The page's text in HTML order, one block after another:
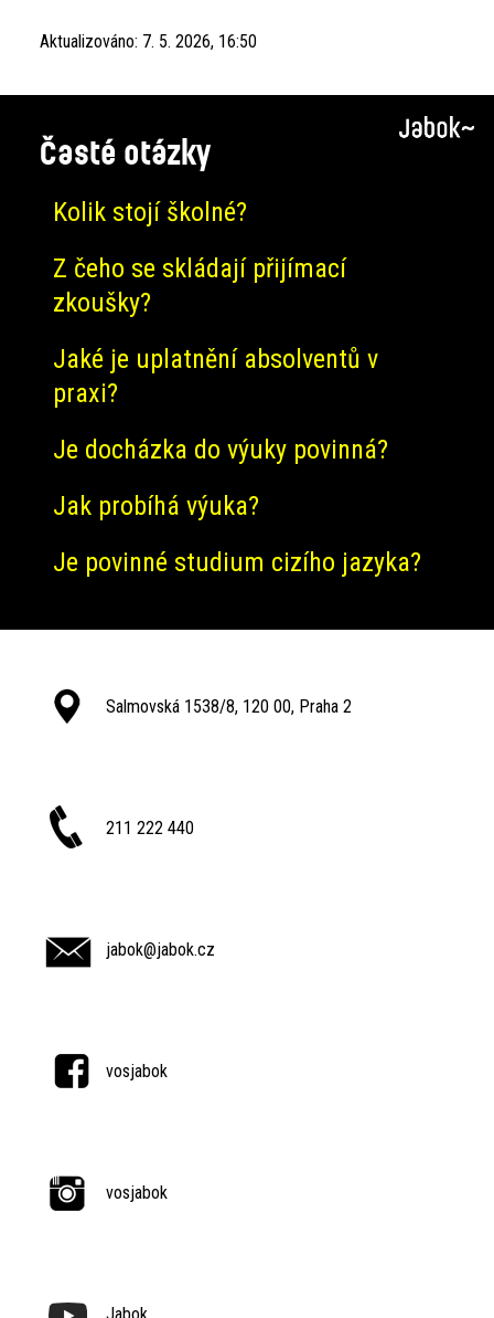
Aktualizováno: 7. 5. 2026, 16:50
Časté otázky
Kolik stojí školné?
Z čeho se skládají přijímací
zkoušky?
Jaké je uplatnění absolventů v
praxi?
Je docházka do výuky povinná?
Jak probíhá výuka?
Je povinné studium cizího jazyka?
Salmovská 1538/8, 120 00, Praha 2
211 222 440
jabok@jabok.cz
vosjabok
vosjabok